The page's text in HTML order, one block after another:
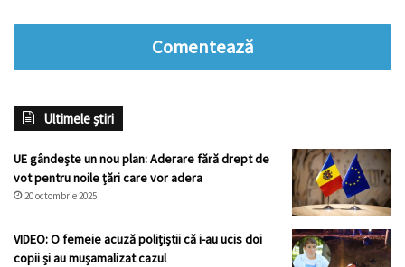
Comentează
Ultimele știri
UE gândește un nou plan: Aderare fără drept de
vot pentru noile țări care vor adera
20 octombrie 2025
VIDEO: O femeie acuză polițiștii că i-au ucis doi
copii și au mușamalizat cazul